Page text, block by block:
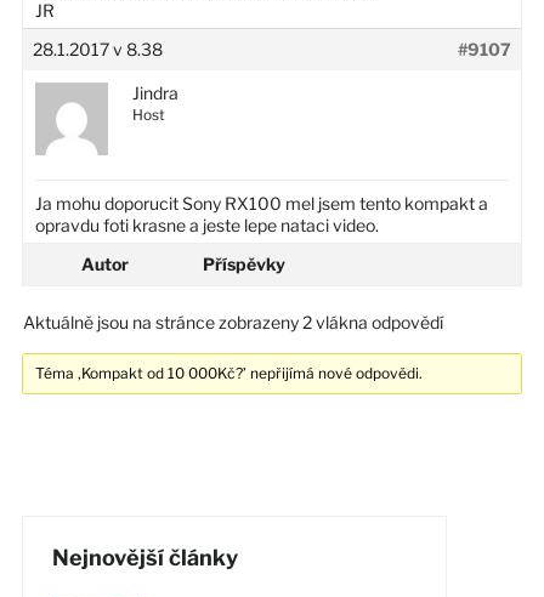
JR
28.1.2017 v 8.38
#9107
Jindra
Host
Ja mohu doporucit Sony RX100 mel jsem tento kompakt a
opravdu foti krasne a jeste lepe nataci video.
Autor
Příspěvky
Aktuálně jsou na stránce zobrazeny 2 vlákna odpovědí
Téma ‚Kompakt od 10 000Kč?’ nepřijímá nové odpovědi.
Nejnovější články